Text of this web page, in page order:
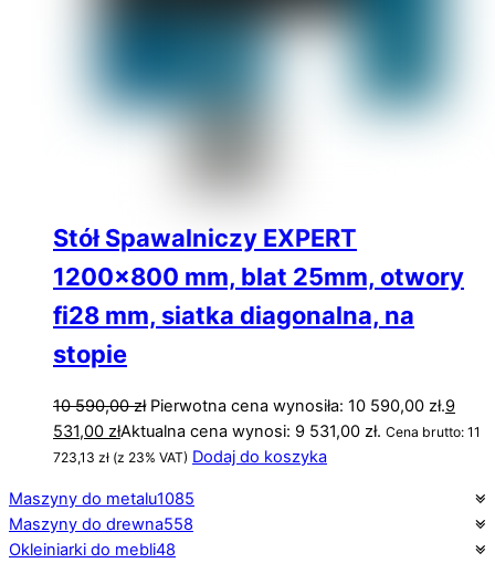
Stół Spawalniczy EXPERT
1200×800 mm, blat 25mm, otwory
fi28 mm, siatka diagonalna, na
stopie
10 590,00zł Pierwotna cena wynosiła: 10 590,00 zł.9
531,00 złAktualna cena wynosi: 9 531,00 zł. Cena brutto: 11
723,13 zł (z 23% VAT) Dodaj do koszyka
Maszyny do metalu1085
Maszyny do drewna558
Okleiniarki do mebli48